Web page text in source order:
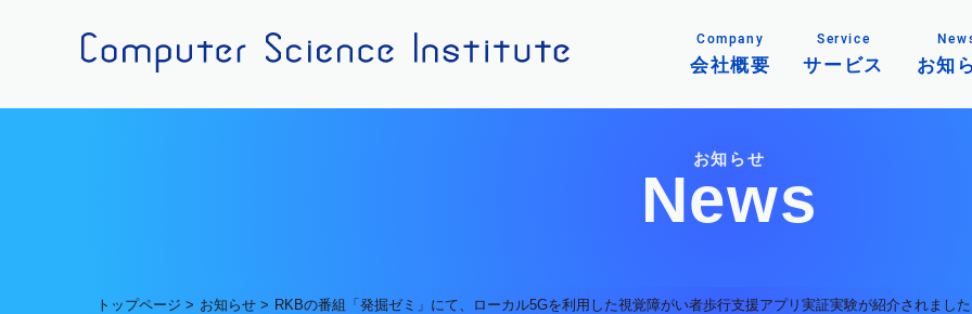
Company
会社概要
Service
サービス お知
お知らせ
News
トップページ お知らせ RKBの番組「発掘ゼミ」にて、ローカル5Gを利用した視覚障がい者歩行支援アプリ実証実験が紹介されまし